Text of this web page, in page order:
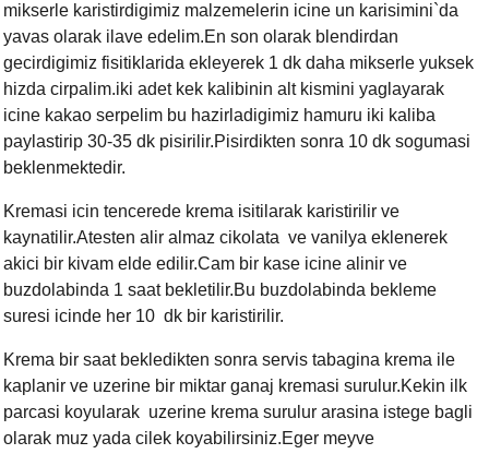
mikserle karistirdigimiz malzemelerin icine un karisimini`da
yavas olarak ilave edelim.En son olarak blendirdan
gecirdigimiz fisitiklarida ekleyerek 1 dk daha mikserle yuksek
hizda cirpalim.iki adet kek kalibinin alt kismini yaglayarak
icine kakao serpelim bu hazirladigimiz hamuru iki kaliba
paylastirip 30-35 dk pisirilir.Pisirdikten sonra 10 dk sogumasi
beklenmektedir.
Kremasi icin tencerede krema isitilarak karistirilir ve
kaynatilir.Atesten alir almaz cikolata ve vanilya eklenerek
akici bir kivam elde edilir.Cam bir kase icine alinir ve
buzdolabinda 1 saat bekletilir.Bu buzdolabinda bekleme
suresi icinde her 10 dk bir karistirilir.
Krema bir saat bekledikten sonra servis tabagina krema ile
kaplanir ve uzerine bir miktar ganaj kremasi surulur.Kekin ilk
parcasi koyularak uzerine krema surulur arasina istege bagli
olarak muz yada cilek koyabilirsiniz.Eger meyve